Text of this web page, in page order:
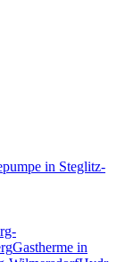
in Steglitz-
Gastherme in